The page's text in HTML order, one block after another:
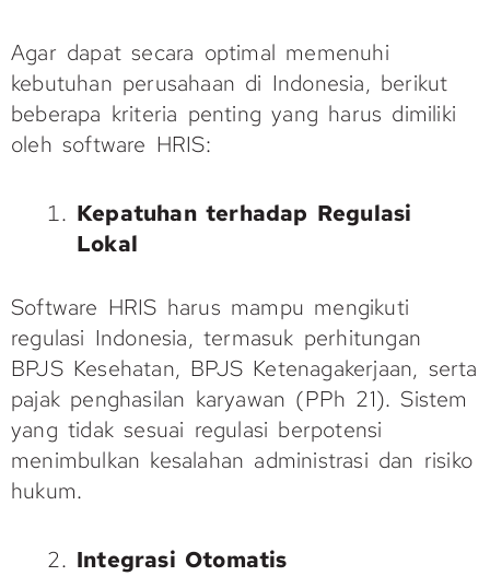
Agar dapat secara optimal memenuhi
kebutuhan perusahaan di Indonesia, berikut
beberapa kriteria penting yang harus dimiliki
oleh software HRIS:
Kepatuhan terhadap Regulasi
Lokal
Software HRIS harus mampu mengikuti
regulasi Indonesia, termasuk perhitungan
BPJS Kesehatan, BPJS Ketenagakerjaan, serta
pajak penghasilan karyawan (PPh 21). Sistem
yang tidak sesuai regulasi berpotensi
menimbulkan kesalahan administrasi dan risiko
hukum.
Integrasi Otomatis